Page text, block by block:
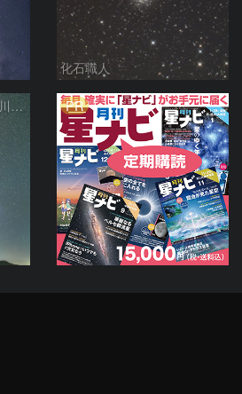
化石職人
ほぼ垂直に立ち昇る天の川銀河 PR